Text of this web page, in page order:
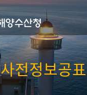
본문 바로가기
주메뉴 바로가기
사전정보공표